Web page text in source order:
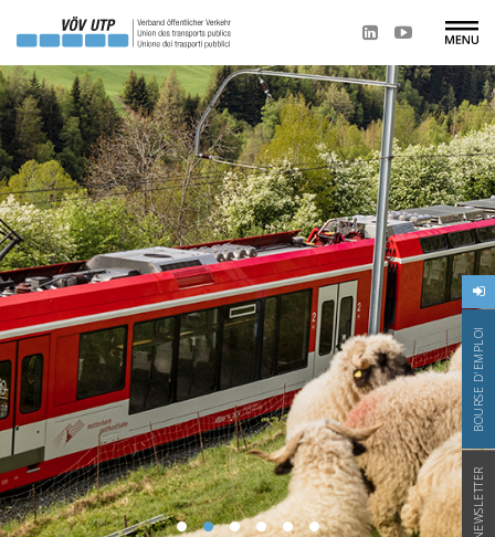
BOURSE D'EMPLOI
NEWSLETTER